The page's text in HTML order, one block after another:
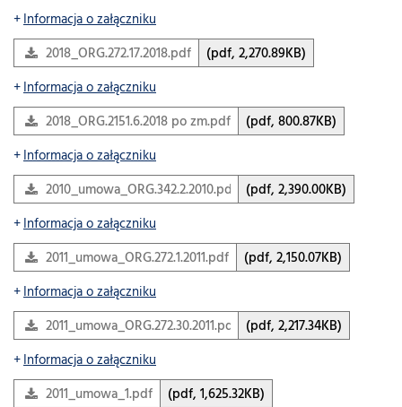
Informacja o załączniku
2018_ORG.272.17.2018.pdf
(pdf, 2,270.89KB)
Informacja o załączniku
2018_ORG.2151.6.2018 po zm.pdf
(pdf, 800.87KB)
Informacja o załączniku
2010_umowa_ORG.342.2.2010.pdf
(pdf, 2,390.00KB)
Informacja o załączniku
2011_umowa_ORG.272.1.2011.pdf
(pdf, 2,150.07KB)
Informacja o załączniku
2011_umowa_ORG.272.30.2011.pdf
(pdf, 2,217.34KB)
Informacja o załączniku
2011_umowa_1.pdf
(pdf, 1,625.32KB)